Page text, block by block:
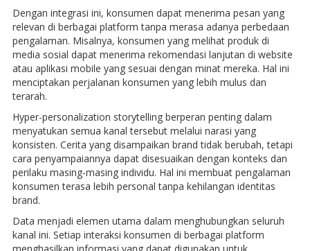
Dengan integrasi ini, konsumen dapat menerima pesan yang
relevan di berbagai platform tanpa merasa adanya perbedaan
pengalaman. Misalnya, konsumen yang melihat produk di
media sosial dapat menerima rekomendasi lanjutan di website
atau aplikasi mobile yang sesuai dengan minat mereka. Hal ini
menciptakan perjalanan konsumen yang lebih mulus dan
terarah.
Hyper-personalization storytelling berperan penting dalam
menyatukan semua kanal tersebut melalui narasi yang
konsisten. Cerita yang disampaikan brand tidak berubah, tetapi
cara penyampaiannya dapat disesuaikan dengan konteks dan
perilaku masing-masing individu. Hal ini membuat pengalaman
konsumen terasa lebih personal tanpa kehilangan identitas
brand.
Data menjadi elemen utama dalam menghubungkan seluruh
kanal ini. Setiap interaksi konsumen di berbagai platform